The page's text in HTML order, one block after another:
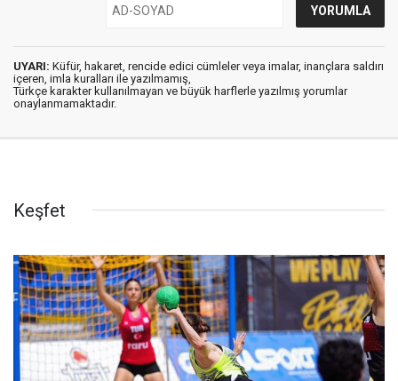
UYARI: Küfür, hakaret, rencide edici cümleler veya imalar, inançlara saldırı
içeren, imla kuralları ile yazılmamış,
Türkçe karakter kullanılmayan ve büyük harflerle yazılmış yorumlar
onaylanmamaktadır.
Keşfet